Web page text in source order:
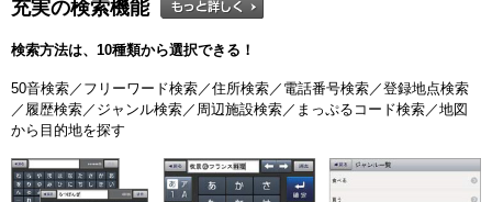
充実の検索機能
検索方法は、10種類から選択できる！
50音検索／フリーワード検索／住所検索／電話番号検索／登録地点検索
／履歴検索／ジャンル検索／周辺施設検索／まっぷるコード検索／地図
から目的地を探す